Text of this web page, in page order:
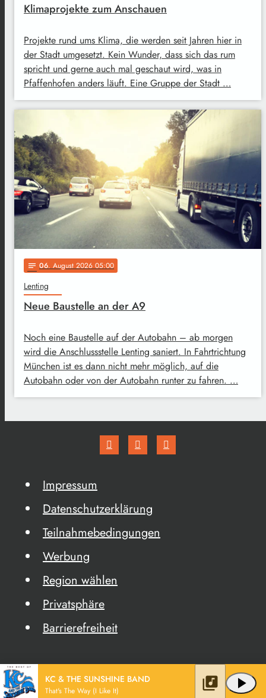
Klimaprojekte zum Anschauen
Projekte rund ums Klima, die werden seit Jahren hier in
der Stadt umgesetzt. Kein Wunder, dass sich das rum
spricht und gerne auch mal geschaut wird, was in
Pfaffenhofen anders läuft. Eine Gruppe der Stadt …
notes 06. August 2026 05:00
Lenting
Neue Baustelle an der A9
Noch eine Baustelle auf der Autobahn – ab morgen
wird die Anschlussstelle Lenting saniert. In Fahrtrichtung
München ist es dann nicht mehr möglich, auf die
Autobahn oder von der Autobahn runter zu fahren. …
Impressum
Datenschutzerklärung
Teilnahmebedingungen
Werbung
Region wählen
Privatsphäre
Barrierefreiheit
KC & THE SUNSHINE BAND
That's The Way (I Like It) play_arrow
library_music